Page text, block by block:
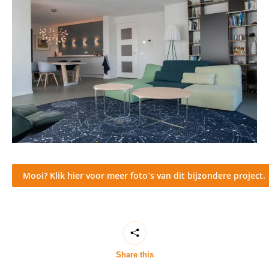
Mooi? Klik hier voor meer foto`s van dit bijzondere project.
Share this